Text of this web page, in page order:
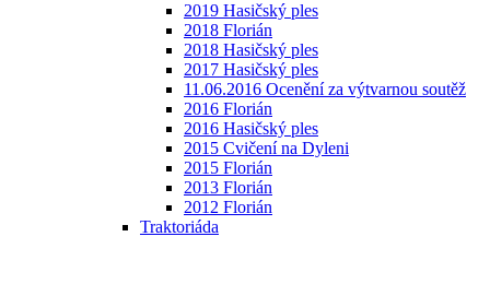
2019 Hasičský ples
2018 Florián
2018 Hasičský ples
2017 Hasičský ples
11.06.2016 Ocenění za výtvarnou soutěž
2016 Florián
2016 Hasičský ples
2015 Cvičení na Dyleni
2015 Florián
2013 Florián
2012 Florián
Traktoriáda